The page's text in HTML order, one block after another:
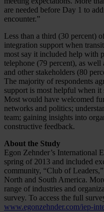
are needed before Day 1 to
encounter.”
Less than a third (30 percent)
integration support when
most say it included help with
telephone (79 percent), as
and other stakeholders (80
The majority of respondents
support is most helpful when
Most would have welcomed
networks and politics;
team; gaining insights into
constructive feedback.
About the Study
Egon Zehnder’s International
spring of 2013 and included
community, “Club of
North and South America.
range of industries and
survey. To access the full
www.egonzehnder.com/iep-